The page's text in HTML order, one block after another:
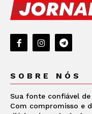
SOBRE NÓS
Sua fonte confiável
Com compromisso e